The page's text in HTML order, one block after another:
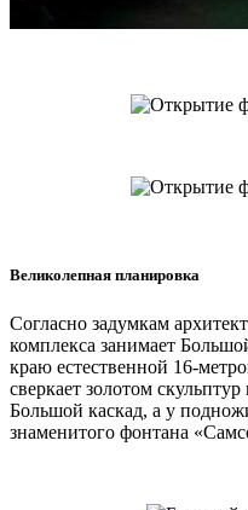
Великолепная планировка
Согласно задумкам
комплекса занимает
краю естественной 16-
сверкает золотом
Большой каскад, а у
знаменитого фонтана